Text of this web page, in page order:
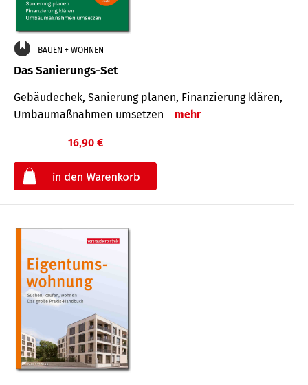
BAUEN + WOHNEN
Das Sanierungs-Set
Gebäudechek, Sanierung planen, Finanzierung klären,
Umbaumaßnahmen umsetzen
mehr
16,90 €